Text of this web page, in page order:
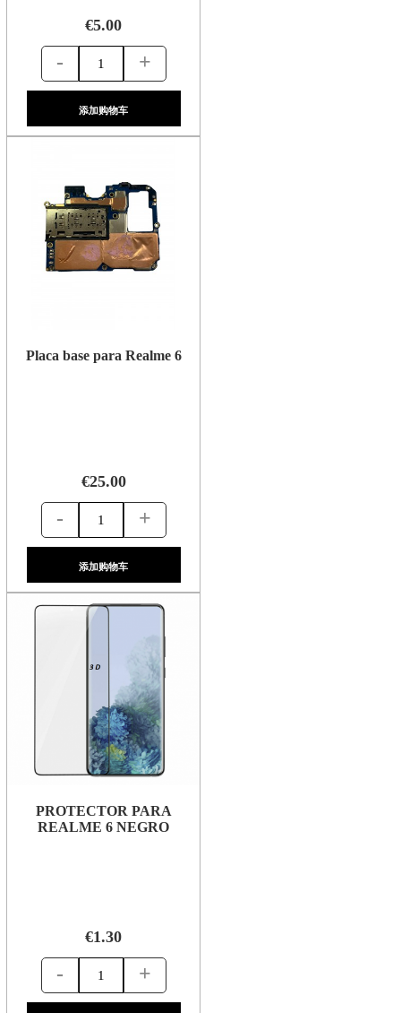
€5.00
- +
添加购物车
Placa base para Realme 6
€25.00
- +
添加购物车
PROTECTOR PARA
REALME 6 NEGRO
€1.30
- +